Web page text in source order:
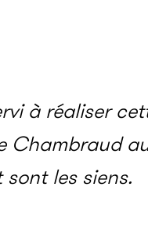
à réaliser
Chambraud
les siens.